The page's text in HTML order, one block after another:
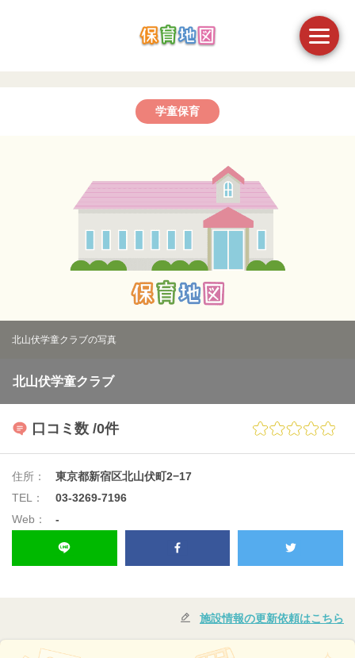
学童保育
北山伏学童クラブの写真
北山伏学童クラブ
口コミ数 /0件
住所：
東京都新宿区北山伏町2−17
TEL：
03-3269-7196
Web：
-
施設情報の更新依頼はこちら